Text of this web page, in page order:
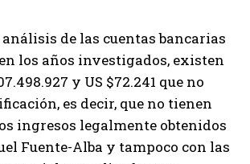
análisis de las cuentas bancarias
los años investigados, existen
y US $72.241 que no
es decir, que no tienen
ingresos legalmente obtenidos
Fuente-Alba y tampoco con las